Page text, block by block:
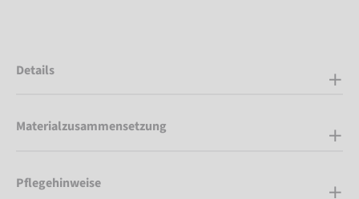
Details
Materialzusammensetzung
Pflegehinweise